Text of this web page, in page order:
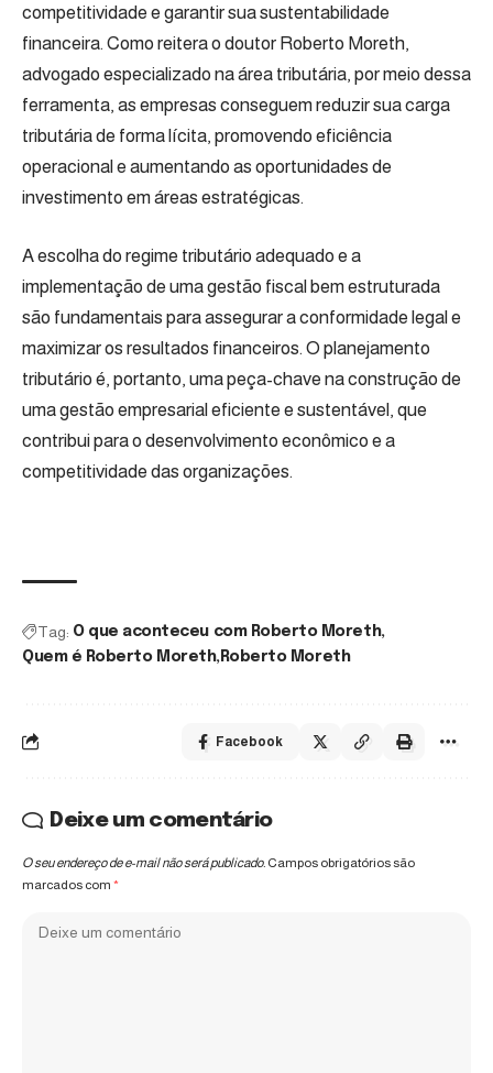
competitividade e garantir sua sustentabilidade
financeira. Como reitera o doutor Roberto Moreth,
advogado especializado na área tributária, por meio dessa
ferramenta, as empresas conseguem reduzir sua carga
tributária de forma lícita, promovendo eficiência
operacional e aumentando as oportunidades de
investimento em áreas estratégicas.
A escolha do regime tributário adequado e a
implementação de uma gestão fiscal bem estruturada
são fundamentais para assegurar a conformidade legal e
maximizar os resultados financeiros. O planejamento
tributário é, portanto, uma peça-chave na construção de
uma gestão empresarial eficiente e sustentável, que
contribui para o desenvolvimento econômico e a
competitividade das organizações.
Tag: O que aconteceu com Roberto Moreth
Quem é Roberto Moreth Roberto Moreth
Facebook
Deixe um comentário
O seu endereço de e-mail não será publicado. Campos obrigatórios são
marcados com *